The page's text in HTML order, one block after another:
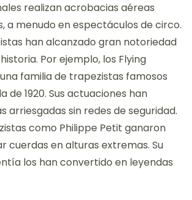
realizan acrobacias aéreas
a menudo en espectáculos de circo.
han alcanzado gran notoriedad
Por ejemplo, los Flying
familia de trapezistas famosos
de 1920. Sus actuaciones han
arriesgadas sin redes de seguridad.
como Philippe Petit ganaron
cuerdas en alturas extremas. Su
los han convertido en leyendas